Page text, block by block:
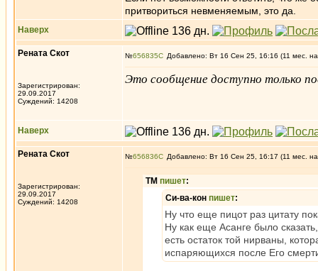
притвориться невменяемым, это да.
Наверх
Рената Скот
Зарегистрирован:
29.09.2017
Суждений: 14208
№656835 Добавлено: Вт 16 Сен 25, 16:16 (11 мес.
Это сообщение доступно только
Наверх
Рената Скот
Зарегистрирован:
29.09.2017
Суждений: 14208
№656836 Добавлено: Вт 16 Сен 25, 16:17 (11 мес.
ТМ пишет:
Си-ва-кон пишет:
Ну что еще пицот раз цитату
Ну как еще Асанге было
есть остаток той нирваны,
испаряющихся после Его